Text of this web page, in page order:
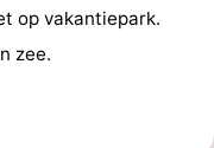
op vakantiepark.
zee.